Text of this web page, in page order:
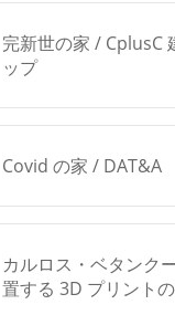
完新世の家 / CplusC
ップ
Covid の家 / DAT&A
カルロス・ベタンク
置する 3D プリント